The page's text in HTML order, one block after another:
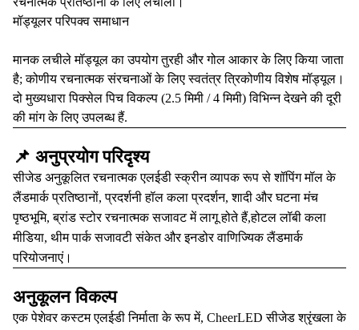
मॉड्यूलर परिपक्व समाधान
मानक लचीले मॉड्यूल का उपयोग तुरही और गोल आकार के लिए किया जाता
है; कोणीय रचनात्मक संरचनाओं के लिए स्वतंत्र त्रिकोणीय विशेष मॉड्यूल।
दो मुख्यधारा पिक्सेल पिच विकल्प (2.5 मिमी / 4 मिमी) विभिन्न देखने की दूरी
की मांग के लिए उपलब्ध हैं.
📌 अनुप्रयोग परिदृश्य
सीजेड अनुकूलित रचनात्मक एलईडी स्क्रीन व्यापक रूप से शॉपिंग मॉल के
लैंडमार्क प्रतिष्ठानों, प्रदर्शनी हॉल कला प्रदर्शन, शादी और घटना मंच
पृष्ठभूमि, ब्रांड स्टोर रचनात्मक सजावट में लागू होते हैं,होटल लॉबी कला
मीडिया, थीम पार्क सजावटी संकेत और इनडोर वाणिज्यिक लैंडमार्क
परियोजनाएं।
अनुकूलन विकल्प
एक पेशेवर कस्टम एलईडी निर्माता के रूप में, CheerLED सीजेड श्रृंखला के